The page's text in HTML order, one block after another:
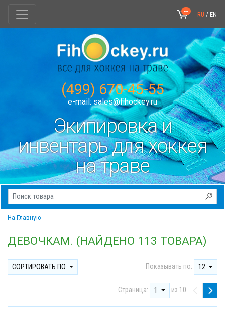
--- RU / EN
(499) 670-45-55
e-mail: sales@fihockey.ru
Экипировка и
инвентарь для хоккея
на траве
На Главную
ДЕВОЧКАМ. (НАЙДЕНО 113 ТОВАРА)
СОРТИРОВАТЬ ПО Показывать по: 12
Страница: 1 из 10